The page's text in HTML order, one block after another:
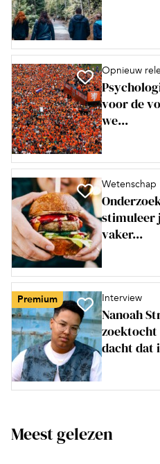
Opnieuw
voor de
we...
Wetenschap
stimuleer
vaker...
Premium Interview
Nanoah
zoektocht
dacht dat
Meest gelezen